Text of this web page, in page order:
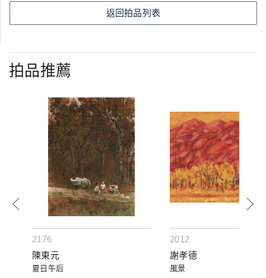
返回拍品列表
拍品推薦
2176
陳東元
夏日午后
2012
謝孝德
風景